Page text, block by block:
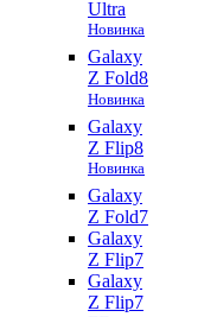
Ultra
Новинка
Galaxy
Z Fold8
Новинка
Galaxy
Z Flip8
Новинка
Galaxy
Z Fold7
Galaxy
Z Flip7
Galaxy
Z Flip7